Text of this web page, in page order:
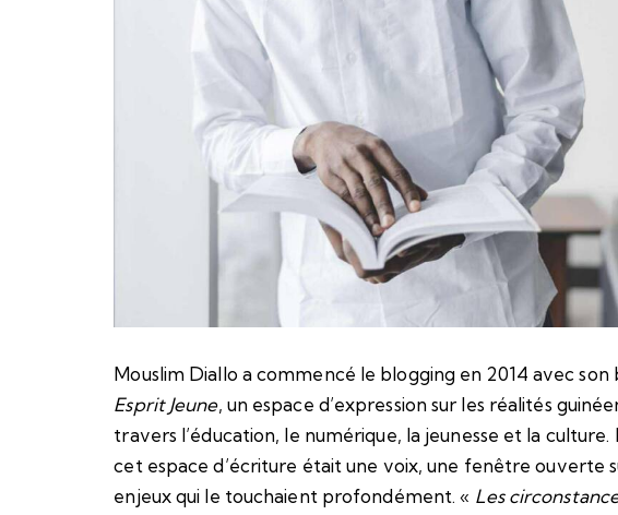
Mouslim Diallo a commencé le blogging en 2014 avec son
Esprit Jeune, un espace d’expression sur les réalités
travers l’éducation, le numérique, la jeunesse et la culture.
cet espace d’écriture était une voix, une fenêtre ouverte
enjeux qui le touchaient profondément. « Les